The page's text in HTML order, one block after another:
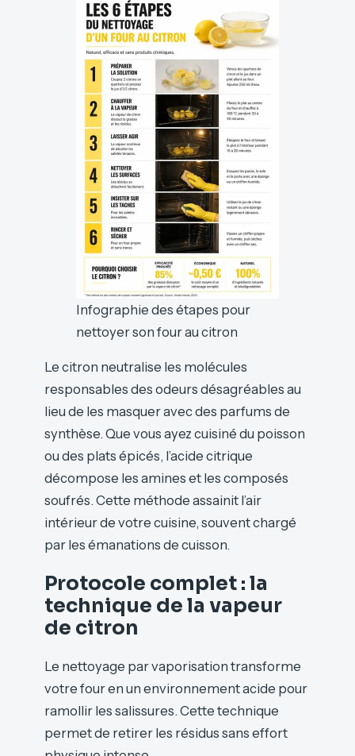
Infographie des étapes pour
nettoyer son four au citron
Le citron neutralise les molécules
responsables des odeurs désagréables au
lieu de les masquer avec des parfums de
synthèse. Que vous ayez cuisiné du poisson
ou des plats épicés, l’acide citrique
décompose les amines et les composés
soufrés. Cette méthode assainit l’air
intérieur de votre cuisine, souvent chargé
par les émanations de cuisson.
Protocole complet : la
technique de la vapeur
de citron
Le nettoyage par vaporisation transforme
votre four en un environnement acide pour
ramollir les salissures. Cette technique
permet de retirer les résidus sans effort